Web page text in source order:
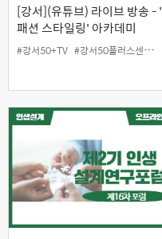
[강서](유튜브) 라이브 방송 - '
패션 스타일링' 아카데미
#강서50+TV #강서50플러스센터